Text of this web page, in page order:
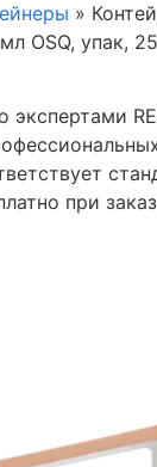
»
OSQ, упак,
экспертами
при